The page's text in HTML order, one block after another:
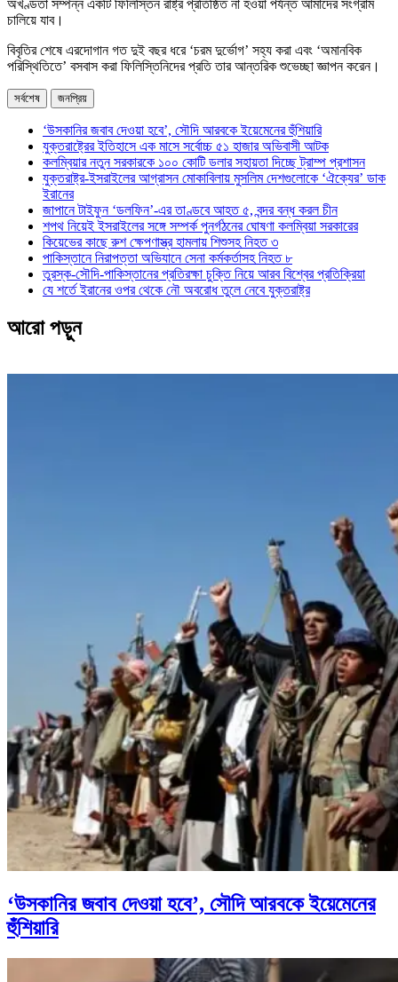
অখণ্ডতা সম্পন্ন একটি ফিলিস্তিন রাষ্ট্র প্রতিষ্ঠিত না হওয়া পর্যন্ত আমাদের সংগ্রাম
চালিয়ে যাব।
বিবৃতির শেষে এরদোগান গত দুই বছর ধরে ‘চরম দুর্ভোগ’ সহ্য করা এবং ‘অমানবিক
পরিস্থিতিতে’ বসবাস করা ফিলিস্তিনিদের প্রতি তার আন্তরিক শুভেচ্ছা জ্ঞাপন করেন।
সর্বশেষ জনপ্রিয়
‘উসকানির জবাব দেওয়া হবে’, সৌদি আরবকে ইয়েমেনের হুঁশিয়ারি
যুক্তরাষ্ট্রের ইতিহাসে এক মাসে সর্বোচ্চ ৫১ হাজার অভিবাসী আটক
কলম্বিয়ার নতুন সরকারকে ১০০ কোটি ডলার সহায়তা দিচ্ছে ট্রাম্প প্রশাসন
যুক্তরাষ্ট্র-ইসরাইলের আগ্রাসন মোকাবিলায় মুসলিম দেশগুলোকে ‘ঐক্যের’ ডাক
ইরানের
জাপানে টাইফুন ‘ডলফিন’-এর তাণ্ডবে আহত ৫, বন্দর বন্ধ করল চীন
শপথ নিয়েই ইসরাইলের সঙ্গে সম্পর্ক পুনর্গঠনের ঘোষণা কলম্বিয়া সরকারের
কিয়েভের কাছে রুশ ক্ষেপণাস্ত্র হামলায় শিশুসহ নিহত ৩
পাকিস্তানে নিরাপত্তা অভিযানে সেনা কর্মকর্তাসহ নিহত ৮
তুরস্ক-সৌদি-পাকিস্তানের প্রতিরক্ষা চুক্তি নিয়ে আরব বিশ্বের প্রতিক্রিয়া
যে শর্তে ইরানের ওপর থেকে নৌ অবরোধ তুলে নেবে যুক্তরাষ্ট্র
আরো পড়ুন
‘উসকানির জবাব দেওয়া হবে’, সৌদি আরবকে ইয়েমেনের
হুঁশিয়ারি